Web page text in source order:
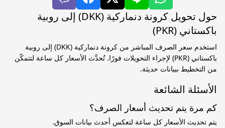
حول تحويل كرونة دنماركية (DKK) إلى روبية
باكستاني (PKR)
استخدم سعر الصرف المباشر من كرونة دنماركية (DKK) إلى روبية
باكستاني (PKR) لإجراء التحويلات فورًا. تُحدَّث الأسعار كل ساعة لتتمكّن
من التخطيط ببيانات حديثة.
الأسئلة الشائعة
كم مرة يتم تحديث أسعار الصرف؟
يتم تحديث الأسعار كل ساعة لتعكس أحدث بيانات السوق.